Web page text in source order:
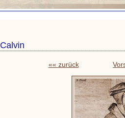
Calvin
«« zurück